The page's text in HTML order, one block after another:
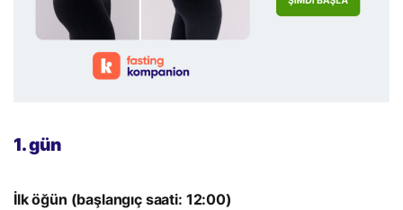
1. gün
İlk öğün (başlangıç saati: 12:00)